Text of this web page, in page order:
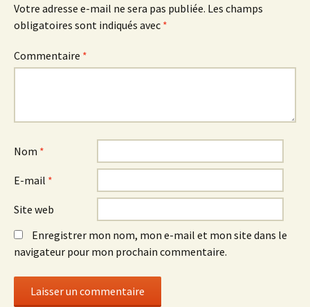
Votre adresse e-mail ne sera pas publiée. Les champs
obligatoires sont indiqués avec *
Commentaire *
Nom *
E-mail *
Site web
Enregistrer mon nom, mon e-mail et mon site dans le
navigateur pour mon prochain commentaire.